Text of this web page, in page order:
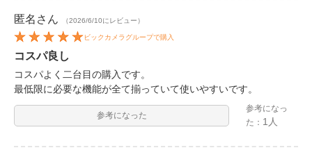
匿名 さん （2026/6/10にレビュー）
ビックカメラグループで購入
コスパ良し
コスパよく二台目の購入です。
最低限に必要な機能が全て揃っていて使いやすいです。
参考になった
参考になっ
た： 1人